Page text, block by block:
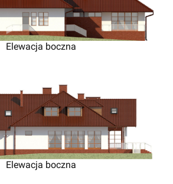
Elewacja boczna
Elewacja boczna